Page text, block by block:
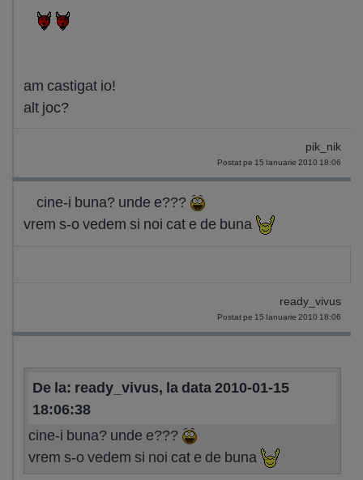
am castigat io!
alt joc?
pik_nik
Postat pe 15 Ianuarie 2010 18:06
cine-i buna? unde e???
vrem s-o vedem si noi cat e de buna
ready_vivus
Postat pe 15 Ianuarie 2010 18:06
De la: ready_vivus, la data 2010-01-15
18:06:38
cine-i buna? unde e???
vrem s-o vedem si noi cat e de buna